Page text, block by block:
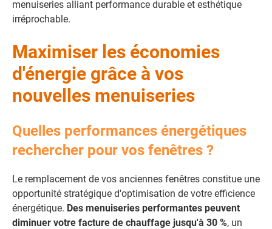
menuiseries alliant performance durable et esthétique
irréprochable.
Maximiser les économies
d'énergie grâce à vos
nouvelles menuiseries
Quelles performances énergétiques
rechercher pour vos fenêtres ?
Le remplacement de vos anciennes fenêtres constitue une
opportunité stratégique d'optimisation de votre efficience
énergétique. Des menuiseries performantes peuvent
diminuer votre facture de chauffage jusqu'à 30 %, un